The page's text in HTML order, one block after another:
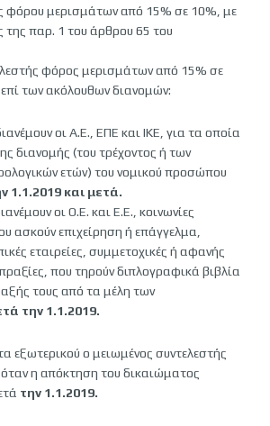
φόρου μερισμάτων από 15% σε 10%, με
της παρ. 1 του άρθρου 65 του
φόρος μερισμάτων από 15% σε
των ακόλουθων διανομών:
οι Α.Ε., ΕΠΕ και ΙΚΕ, για τα οποία
διανομής (του τρέχοντος ή των
ετών) του νομικού προσώπου
1.1.2019 και μετά.
οι Ο.Ε. και Ε.Ε., κοινωνίες
ασκούν επιχείρηση ή επάγγελμα,
εταιρείες, συμμετοχικές ή αφανής
που τηρούν διπλογραφικά βιβλία
τους από τα μέλη των
την 1.1.2019.
εξωτερικού ο μειωμένος συντελεστής
η απόκτηση του δικαιώματος
την 1.1.2019.